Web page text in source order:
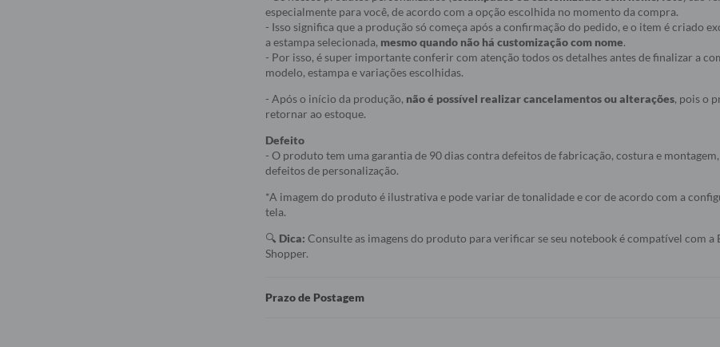
especialmente para você, de acordo com a opção escolhida no momento da compra.
- Isso significa que a produção só começa após a confirmação do pedido, e o item é criado
a estampa selecionada, mesmo quando não há customização com nome.
- Por isso, é super importante conferir com atenção todos os detalhes antes de finalizar a
modelo, estampa e variações escolhidas.
- Após o início da produção, não é possível realizar cancelamentos ou alterações, pois o
retornar ao estoque.
Defeito
- O produto tem uma garantia de 90 dias contra defeitos de fabricação, costura e
defeitos de personalização.
*A imagem do produto é ilustrativa e pode variar de tonalidade e cor de acordo com a
tela.
🔍 Dica: Consulte as imagens do produto para verificar se seu notebook é compatível com a
Shopper.
Prazo de Postagem